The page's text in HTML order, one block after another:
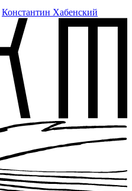
Константин Хабенский